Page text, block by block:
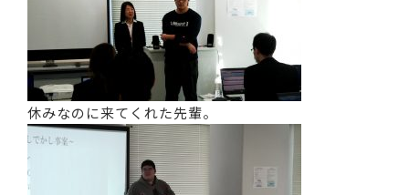
休みなのに来てくれた先輩。